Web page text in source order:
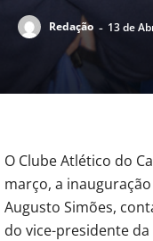
Redação - 13 de
O Clube Atlético do
março, a
Augusto Simões,
do vice-presidente